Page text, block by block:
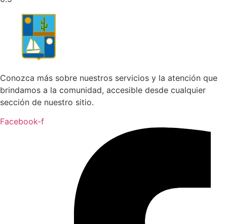
Conozca más sobre nuestros servicios y la atención que
brindamos a la comunidad, accesible desde cualquier
sección de nuestro sitio.
Facebook-f